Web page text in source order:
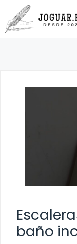
Saltar
al
contenido
baño